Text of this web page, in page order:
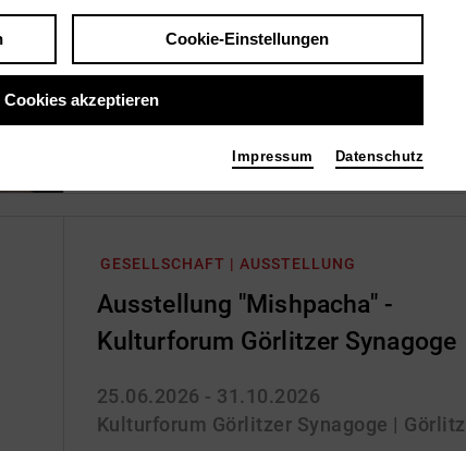
07.08.2026
Marktplatz Torgau | Torgau
GESELLSCHAFT | AUSSTELLUNG
Ausstellung "Mishpacha" -
Kulturforum Görlitzer Synagoge
25.06.2026 - 31.10.2026
Kulturforum Görlitzer Synagoge | Görlitz
Cookie-Einstellungen
Cookies akzeptieren
Impressum Datenschutz